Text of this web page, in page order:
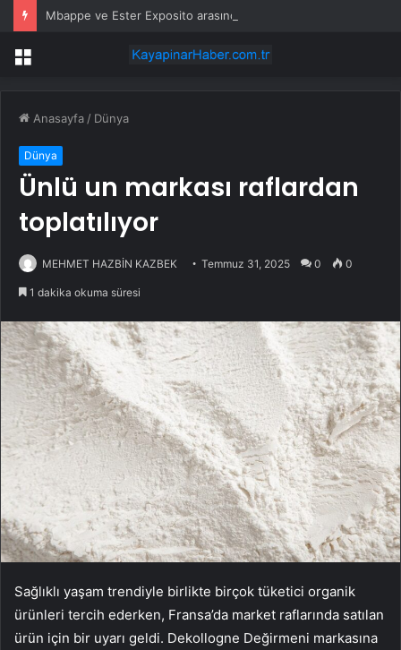
Menü
Anasayfa / Dünya
Dünya
Ünlü un markası raflardan
toplatılıyor
MEHMET HAZBİN KAZBEK Temmuz 31, 2025 0 0
1 dakika okuma süresi
Sağlıklı yaşam trendiyle birlikte birçok tüketici organik
ürünleri tercih ederken, Fransa’da market raflarında satılan
ürün için bir uyarı geldi. Dekollogne Değirmeni markasına